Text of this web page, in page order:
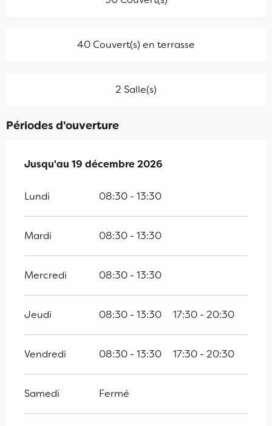
40 Couvert(s) en terrasse
2 Salle(s)
Périodes d'ouverture
Du5 janvier 2026au19 décembre 2026
Jusqu'au 19 décembre 2026
Lundi 08:30 - 13:30
Mardi 08:30 - 13:30
Mercredi 08:30 - 13:30
Jeudi 08:30 - 13:30 17:30 - 20:30
Vendredi 08:30 - 13:30 17:30 - 20:30
Samedi Fermé